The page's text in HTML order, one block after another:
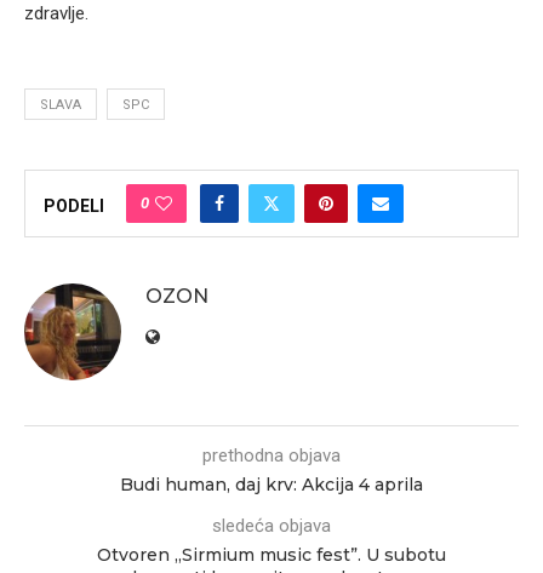
zdravlje.
SLAVA SPC
PODELI 0
OZON
prethodna objava
Budi human, daj krv: Akcija 4 aprila
sledeća objava
Otvoren „Sirmium music fest”. U subotu